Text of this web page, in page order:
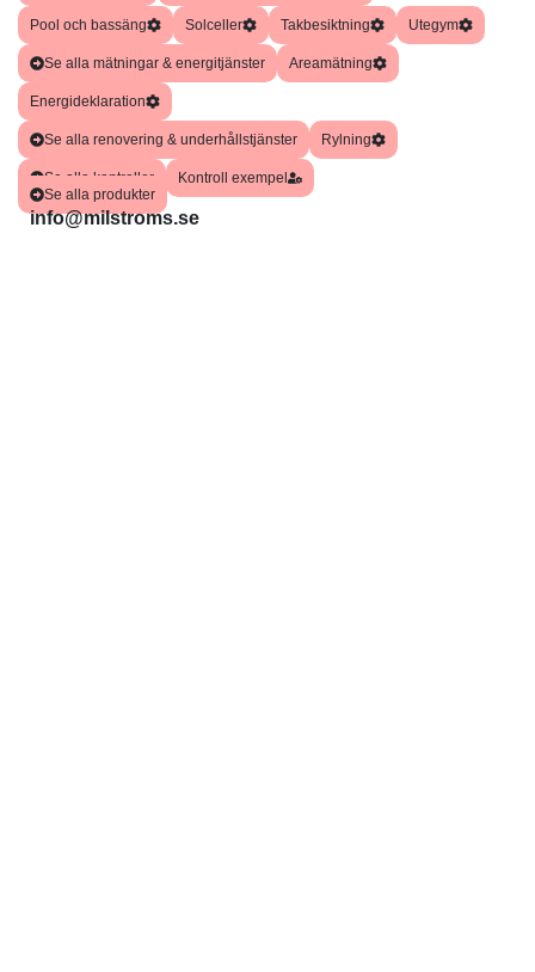
Pool och bassäng Solceller Takbesiktning Utegym
Se alla mätningar & energitjänster Areamätning
Energideklaration
Se alla renovering & underhållstjänster Rylning
Se alla kontroller
Kontroll exempel
Se alla produkter
info@milstroms.se